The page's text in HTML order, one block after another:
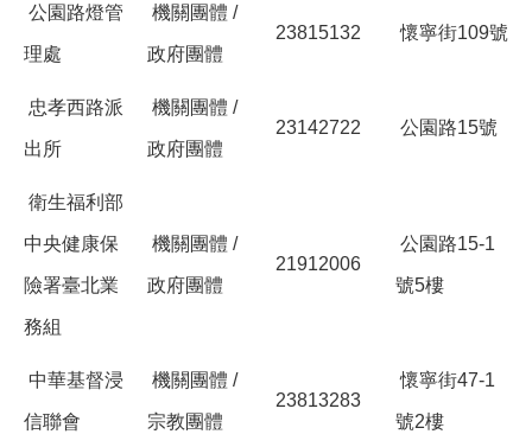
公園路燈管
理處
機關團體 /
政府團體
23815132 懷寧街109號
忠孝西路派
出所
機關團體 /
政府團體
23142722 公園路15號
衛生福利部
中央健康保
險署臺北業
務組
機關團體 /
政府團體
21912006
公園路15-1
號5樓
中華基督浸
信聯會
機關團體 /
宗教團體
23813283
懷寧街47-1
號2樓